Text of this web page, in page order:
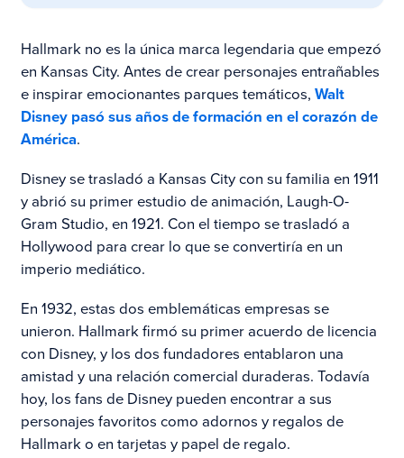
Hallmark no es la única marca legendaria que empezó
en Kansas City. Antes de crear personajes entrañables
e inspirar emocionantes parques temáticos, Walt
Disney pasó sus años de formación en el corazón de
América.
Disney se trasladó a Kansas City con su familia en 1911
y abrió su primer estudio de animación, Laugh-O-
Gram Studio, en 1921. Con el tiempo se trasladó a
Hollywood para crear lo que se convertiría en un
imperio mediático.
En 1932, estas dos emblemáticas empresas se
unieron. Hallmark firmó su primer acuerdo de licencia
con Disney, y los dos fundadores entablaron una
amistad y una relación comercial duraderas. Todavía
hoy, los fans de Disney pueden encontrar a sus
personajes favoritos como adornos y regalos de
Hallmark o en tarjetas y papel de regalo.